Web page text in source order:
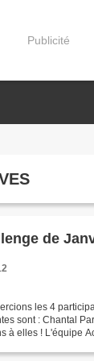
Publicité
de
les 4
sont : Chantal
à elles ! L'équipe